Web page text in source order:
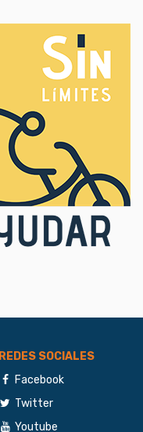
REDES SOCIALES
Facebook
Twitter
Youtube